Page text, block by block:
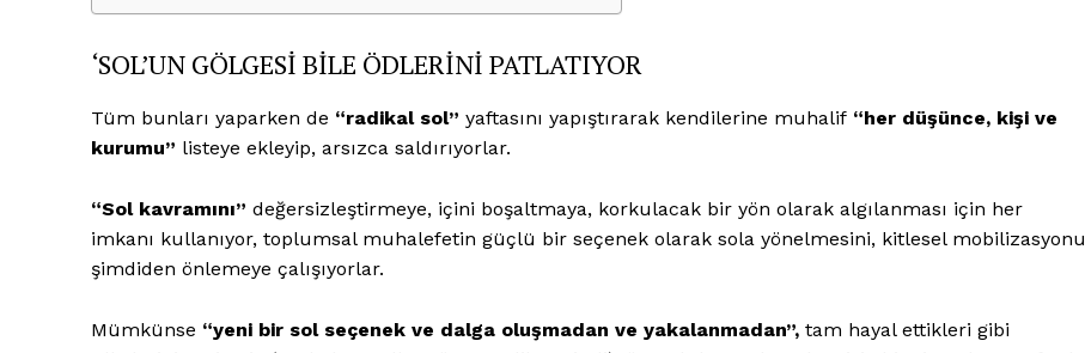
‘SOL’UN GÖLGESİ BİLE ÖDLERİNİ PATLATIYOR
Tüm bunları yaparken de “radikal sol” yaftasını yapıştırarak kendilerine muhalif “her düşünce, kişi ve
kurumu” listeye ekleyip, arsızca saldırıyorlar.
“Sol kavramını” değersizleştirmeye, içini boşaltmaya, korkulacak bir yön olarak algılanması için her
imkanı kullanıyor, toplumsal muhalefetin güçlü bir seçenek olarak sola yönelmesini, kitlesel mobilizasyonu
şimdiden önlemeye çalışıyorlar.
Mümkünse “yeni bir sol seçenek ve dalga oluşmadan ve yakalanmadan”, tam hayal ettikleri gibi